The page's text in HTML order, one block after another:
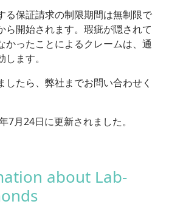
る保証請求の制限期間は無制限で
ら開始されます。瑕疵が隠されて
かったことによるクレームは、通
ます。
したら、弊社までお問い合わせく
7月24日に更新されました。
about Lab-